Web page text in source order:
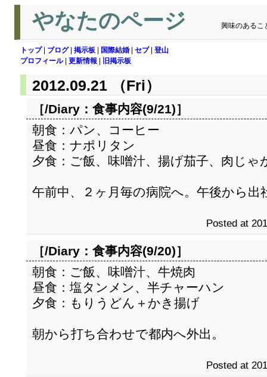
やなたのページ 興味のあるこ
トップ| ブログ| 掲示板 国際結婚 セブ| 登山
プロフィール| 更新情報 旧掲示板
2012.09.21 （Fri）
［/Diary： 食事内容(9/21)］
朝食：パン、コーヒー
昼食：ナポリタン
夕食：ご飯、味噌汁、揚げ茄子、肉じゃ
午前中、２ヶ月毎の病院へ。午後から出
Posted at
［/Diary： 食事内容(9/20)］
朝食：ご飯、味噌汁、牛焼肉
昼食：塩タンメン、半チャーハン
夕食：もりうどん＋かき揚げ
朝から打ち合わせで都内へ外出。
Posted at